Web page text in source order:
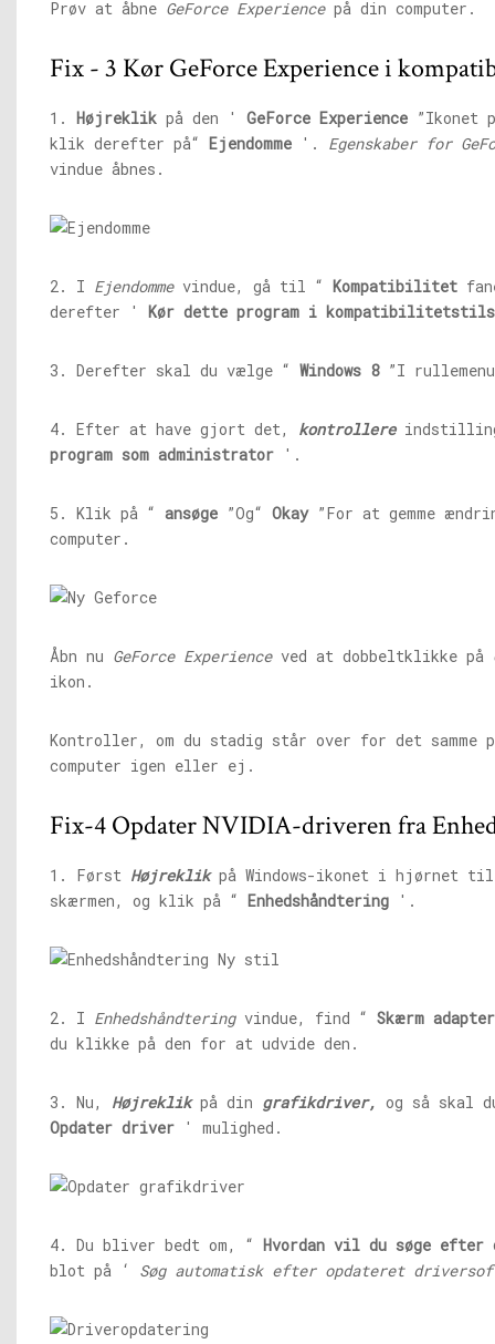
Prøv at åbne GeForce Experiencepå din computer.
Fix - 3 Kør GeForce Experience i
1. Højreklik på den ' GeForce Experience ”Ikonet
klik derefter på“ Ejendomme '. Egenskaber for
vindue åbnes.
2. I Ejendommevindue, gå til “ Kompatibilitet
derefter ' Kør dette program i
3. Derefter skal du vælge “ Windows 8”I
4. Efter at have gjort det, kontrollere
program som administrator '.
5. Klik på “ ansøge ”Og“ Okay”For at gemme
computer.
Åbn nu GeForce Experienceved at dobbeltklikke på
ikon.
Kontroller, om du stadig står over for det samme
computer igen eller ej.
Fix-4 Opdater NVIDIA-driveren fra
1. Først Højreklik på Windows-ikonet i hjørnet
skærmen, og klik på “ Enhedshåndtering '.
2. I Enhedshåndteringvindue, find “ Skærm
du klikke på den for at udvide den.
3. Nu, Højreklik på din grafikdriver, og så skal
Opdater driver ' mulighed.
4. Du bliver bedt om, “ Hvordan vil du søge efter
blot på ‘ Søg automatisk efter opdateret